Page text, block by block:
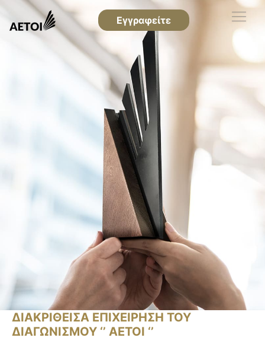
Εγγραφείτε
ΔΙΑΚΡΙΘΕΙΣΑ ΕΠΙΧΕΙΡΗΣΗ ΤΟΥ
ΔΙΑΓΩΝΙΣΜΟΥ ‘’ ΑΕΤΟΙ ‘’